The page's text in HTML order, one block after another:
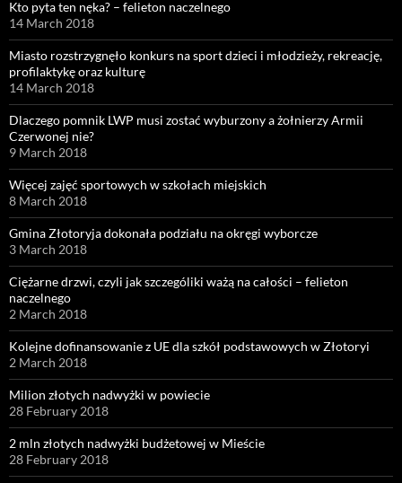
Kto pyta ten nęka? – felieton naczelnego
14 March 2018
Miasto rozstrzygnęło konkurs na sport dzieci i młodzieży, rekreację,
profilaktykę oraz kulturę
14 March 2018
Dlaczego pomnik LWP musi zostać wyburzony a żołnierzy Armii
Czerwonej nie?
9 March 2018
Więcej zajęć sportowych w szkołach miejskich
8 March 2018
Gmina Złotoryja dokonała podziału na okręgi wyborcze
3 March 2018
Ciężarne drzwi, czyli jak szczególiki ważą na całości – felieton
naczelnego
2 March 2018
Kolejne dofinansowanie z UE dla szkół podstawowych w Złotoryi
2 March 2018
Milion złotych nadwyżki w powiecie
28 February 2018
2 mln złotych nadwyżki budżetowej w Mieście
28 February 2018